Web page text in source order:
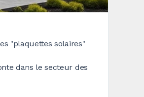
"plaquettes solaires"
dans le secteur des